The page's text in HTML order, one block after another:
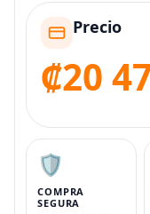
Precio
₡20
🛡️
COMPRA
SEGURA